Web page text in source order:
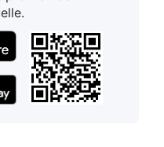
Dieu | Extrait 60
Dieu quotidiennes :
Dieu | Extrait 61